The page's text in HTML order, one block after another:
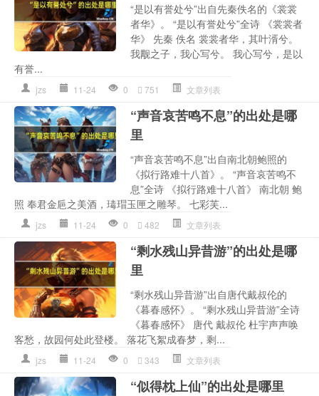
“是以有誉处兮”出自先秦佚名的《裳裳
者华》。 “是以有誉处兮”全诗 《裳裳者
华》 先秦 佚名 裳裳者华，其叶湑兮。
我觏之子，我心写兮。 我心写兮，是以
有誉...
jzs 11-24 0 751 文章列表
“声音哀苦鸣不息”的出处是哪
里
“声音哀苦鸣不息”出自南北朝鲍照的
《拟行路难十八首》。 “声音哀苦鸣不
息”全诗 《拟行路难十八首》 南北朝 鲍
照 奉君金巵之美酒，瑇瑁玉匣之雕琴。 七彩芙...
jzs 11-24 0 482 文章列表
“剩水残山异昔游”的出处是哪
里
“剩水残山异昔游”出自唐代戴叔伦的
《暮春感怀》。 “剩水残山异昔游”全诗
《暮春感怀》 唐代 戴叔伦 杜宇声声唤
客愁，故园何处此登楼。 落花飞絮成春梦，剩...
jzs 11-24 0 343 文章列表
“似得枕上仙”的出处是哪里